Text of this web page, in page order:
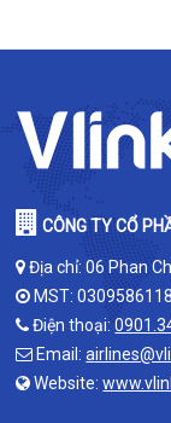
CÔNG TY CỔ
Địa chỉ: 06 Phan
MST: 0309586118
Điện thoại:
Email:
Website: